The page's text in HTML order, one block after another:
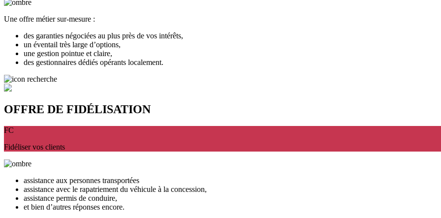
Une offre métier sur-mesure :
des garanties négociées au plus près de vos intérêts,
un éventail très large d’options,
une gestion pointue et claire,
des gestionnaires dédiés opérants localement.
OFFRE DE FIDÉLISATION
FC
Fidéliser vos clients
assistance aux personnes transportées
assistance avec le rapatriement du véhicule à la concession,
assistance permis de conduire,
et bien d’autres réponses encore.